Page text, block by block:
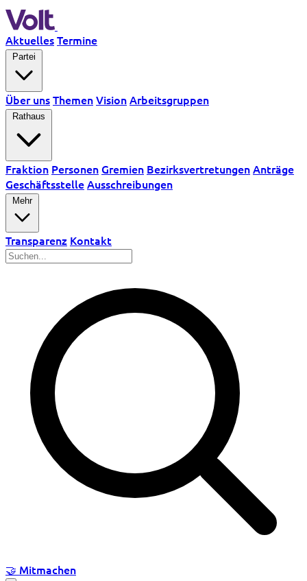
AktuellesTermine
Über unsThemenVisionArbeitsgruppen
Fraktion PersonenGremien BezirksvertretungenAnträge
GeschäftsstelleAusschreibungen
Mehr
Transparenz Kontakt
🤝 Mitmachen